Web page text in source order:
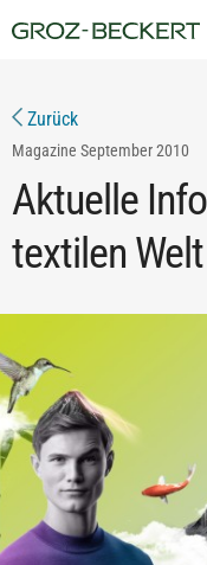
Zurück
Magazine September 2010
Aktuelle
textilen Welt